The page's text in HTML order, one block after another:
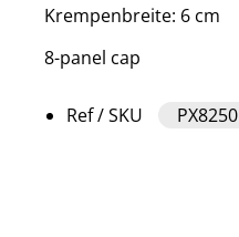
Krempenbreite: 6 cm
8-panel cap
Ref / SKU PX8250